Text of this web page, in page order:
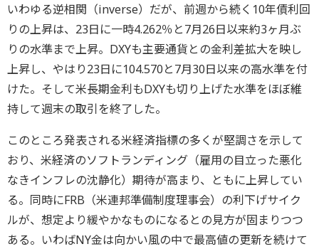
いわゆる逆相関（inverse）だが、前週から続く10年債利回
りの上昇は、23日に一時4.262％と7月26日以来約3ヶ月ぶ
りの水準まで上昇。DXYも主要通貨との金利差拡大を映し
上昇し、やはり23日に104.570と7月30日以来の高水準を付
けた。そして米長期金利もDXYも切り上げた水準をほぼ維
持して週末の取引を終了した。
このところ発表される米経済指標の多くが堅調さを示して
おり、米経済のソフトランディング（雇用の目立った悪化
なきインフレの沈静化）期待が高まり、ともに上昇してい
る。同時にFRB（米連邦準備制度理事会）の利下げサイク
ルが、想定より緩やかなものになるとの見方が固まりつつ
ある。いわばNY金は向かい風の中で最高値の更新を続けて